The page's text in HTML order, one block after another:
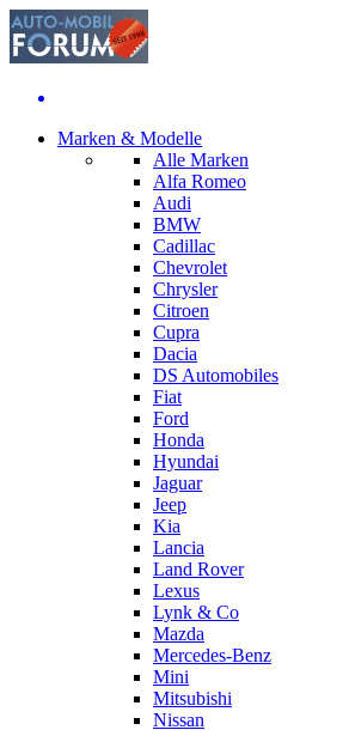
Marken & Modelle
Alle Marken
Alfa Romeo
Audi
BMW
Cadillac
Chevrolet
Chrysler
Citroen
Cupra
Dacia
DS Automobiles
Fiat
Ford
Honda
Hyundai
Jaguar
Jeep
Kia
Lancia
Land Rover
Lexus
Lynk & Co
Mazda
Mercedes-Benz
Mini
Mitsubishi
Nissan